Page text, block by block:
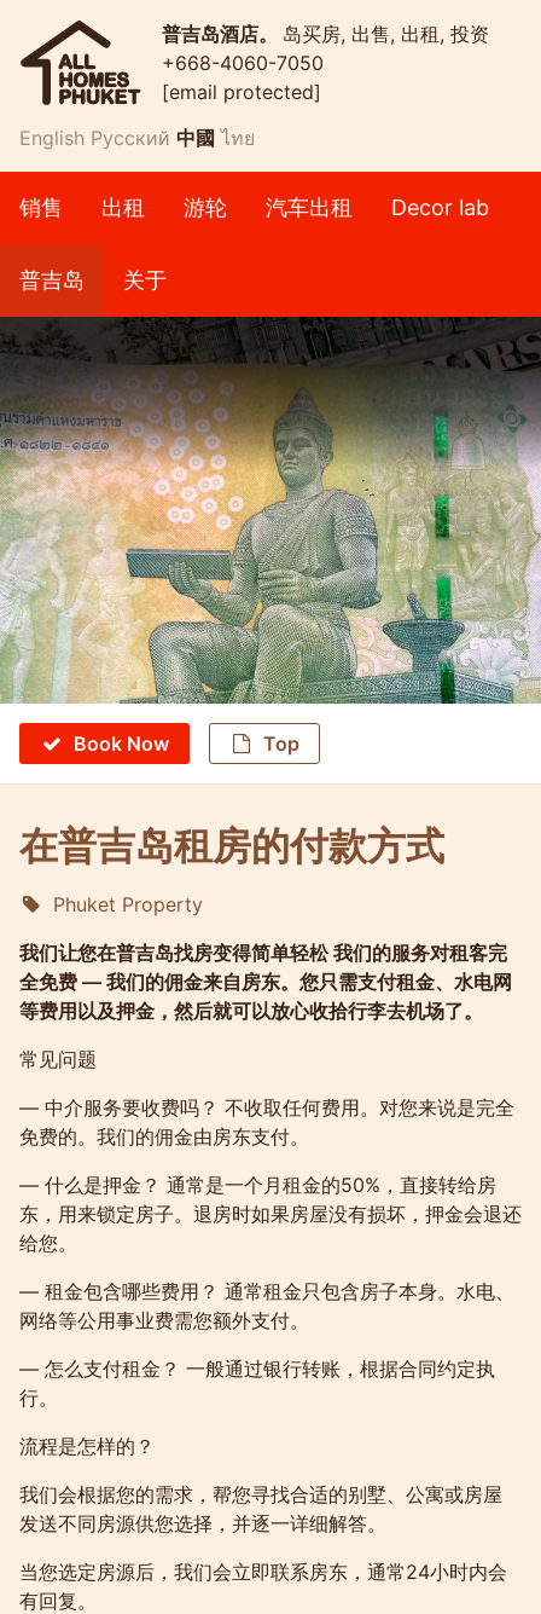
普吉岛酒店。 岛买房, 出售, 出租, 投资
+668-4060-7050
[email protected]
English Русский 中國 ไทย
销售 出租 游轮 汽车出租 Decor lab
普吉岛 关于
Book Now Top
在普吉岛租房的付款方式
Phuket Property
我们让您在普吉岛找房变得简单轻松 我们的服务对租客完
全免费 — 我们的佣金来自房东。您只需支付租金、水电网
等费用以及押金，然后就可以放心收拾行李去机场了。
常见问题
— 中介服务要收费吗？ 不收取任何费用。对您来说是完全
免费的。我们的佣金由房东支付。
— 什么是押金？ 通常是一个月租金的50%，直接转给房
东，用来锁定房子。退房时如果房屋没有损坏，押金会退还
给您。
— 租金包含哪些费用？ 通常租金只包含房子本身。水电、
网络等公用事业费需您额外支付。
— 怎么支付租金？ 一般通过银行转账，根据合同约定执
行。
流程是怎样的？
我们会根据您的需求，帮您寻找合适的别墅、公寓或房屋
发送不同房源供您选择，并逐一详细解答。
当您选定房源后，我们会立即联系房东，通常24小时内会
有回复。